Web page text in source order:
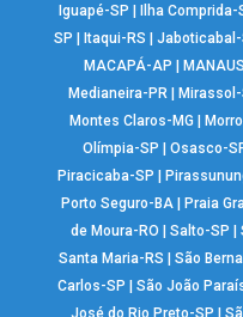
Iguapé-SP
Ilha Comprida-
SP
Itaqui-RS |Jaboticabal-
MACAPÁ-AP
Medianeira-PR
Mirassol-
Montes Claros-MG
Olímpia-SP
|Osasco-
Piracicaba-SP
Porto Seguro-BA| Praia
de Moura-RO
|Salto-SP |
Santa Maria-RS
São
Carlos-SP
São João
José do Rio Preto-SP